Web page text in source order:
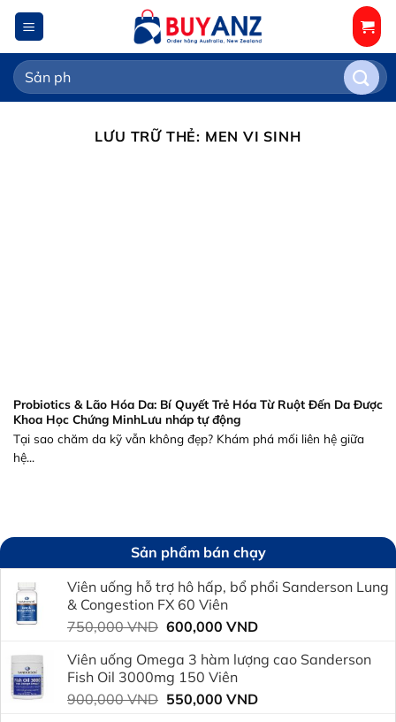
Chuyển
đến
nội
dung
Tìm
kiếm:
LƯU TRỮ THẺ: MEN VI SINH
Probiotics & Lão Hóa Da: Bí Quyết Trẻ Hóa Từ Ruột Đến Da Được
Khoa Học Chứng MinhLưu nháp tự động
Tại sao chăm da kỹ vẫn không đẹp? Khám phá mối liên hệ giữa
hệ...
Sản phẩm bán chạy
Viên uống hỗ trợ hô hấp, bổ phổi Sanderson Lung
& Congestion FX 60 Viên
750,000VND Giá
là:
750,000 VND.
600,000 VNDGiá
tại
600,000 VND.
Viên uống Omega 3 hàm lượng cao Sanderson
Fish Oil 3000mg 150 Viên
900,000VND Giá
550,000 VNDGiá